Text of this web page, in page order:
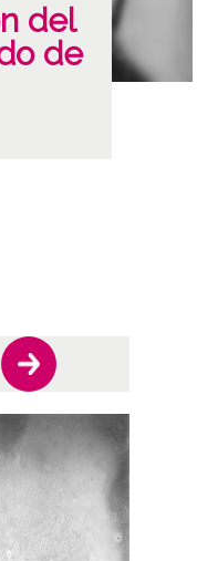
del
de